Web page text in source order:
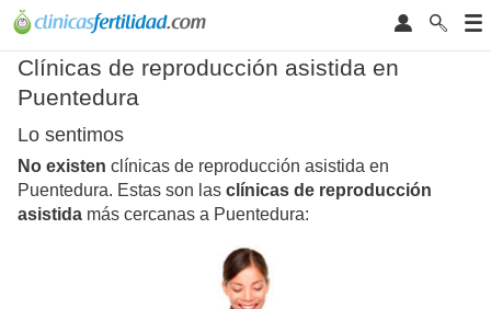
Clínicas de reproducción asistida en
Puentedura
Lo sentimos
No existen clínicas de reproducción asistida en
Puentedura. Estas son las clínicas de reproducción
asistida más cercanas a Puentedura: